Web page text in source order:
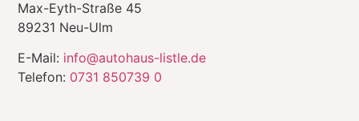
Max-Eyth-Straße 45
89231 Neu-Ulm
E-Mail: info@autohaus-listle.de
Telefon: 0731 850739 0